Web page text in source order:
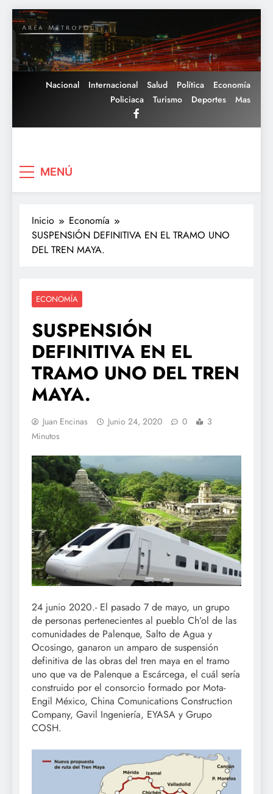
Saltar
al
contenido
Nacional Internacional Salud Política
Economía
Policiaca
Turismo Deportes Mas
MENÚ
Inicio
Economía
SUSPENSIÓN DEFINITIVA EN EL TRAMO UNO
DEL TREN MAYA.
ECONOMÍA
SUSPENSIÓN
DEFINITIVA EN EL
TRAMO UNO DEL TREN
MAYA.
Juan Encinas Junio 24, 2020 0
3
Minutos
24 junio 2020.- El pasado 7 de mayo, un grupo
de personas pertenecientes al pueblo Ch’ol de las
comunidades de Palenque, Salto de Agua y
Ocosingo, ganaron un amparo de suspensión
definitiva de las obras del tren maya en el tramo
uno que va de Palenque a Escárcega, el cuál sería
construido por el consorcio formado por Mota-
Engil México, China Comunications Construction
Company, Gavil Ingeniería, EYASA y Grupo
COSH.